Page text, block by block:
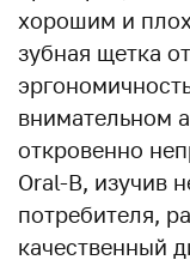
хорошим и
зубная щетка
внимательном
откровенно
Oral-B, изучив
потребителя,
качественный